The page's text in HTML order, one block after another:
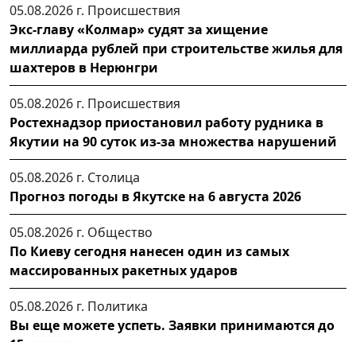
05.08.2026 г. Происшествия
Экс-главу «Колмар» судят за хищение
миллиарда рублей при строительстве жилья для
шахтеров в Нерюнгри
05.08.2026 г. Происшествия
Ростехнадзор приостановил работу рудника в
Якутии на 90 суток из-за множества нарушений
05.08.2026 г. Столица
Прогноз погоды в Якутске на 6 августа 2026
05.08.2026 г. Общество
По Киеву сегодня нанесен один из самых
массированных ракетных ударов
05.08.2026 г. Политика
Вы еще можете успеть. Заявки принимаются до